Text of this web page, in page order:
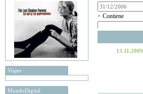
Viajes
MundoDigital
Contiene
13.11.2009